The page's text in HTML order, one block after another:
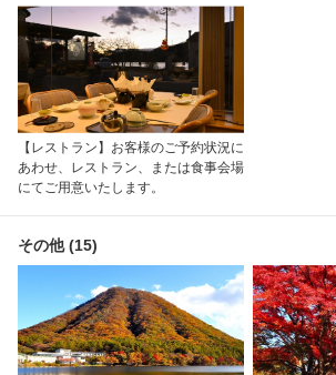
【レストラン】お客様のご予約状況に
あわせ、レストラン、または食事会場
にてご用意いたします。
その他 (15)